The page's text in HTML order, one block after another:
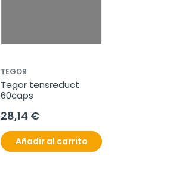
TEGOR
Tegor tensreduct
60caps
28,14 €
Añadir al carrito